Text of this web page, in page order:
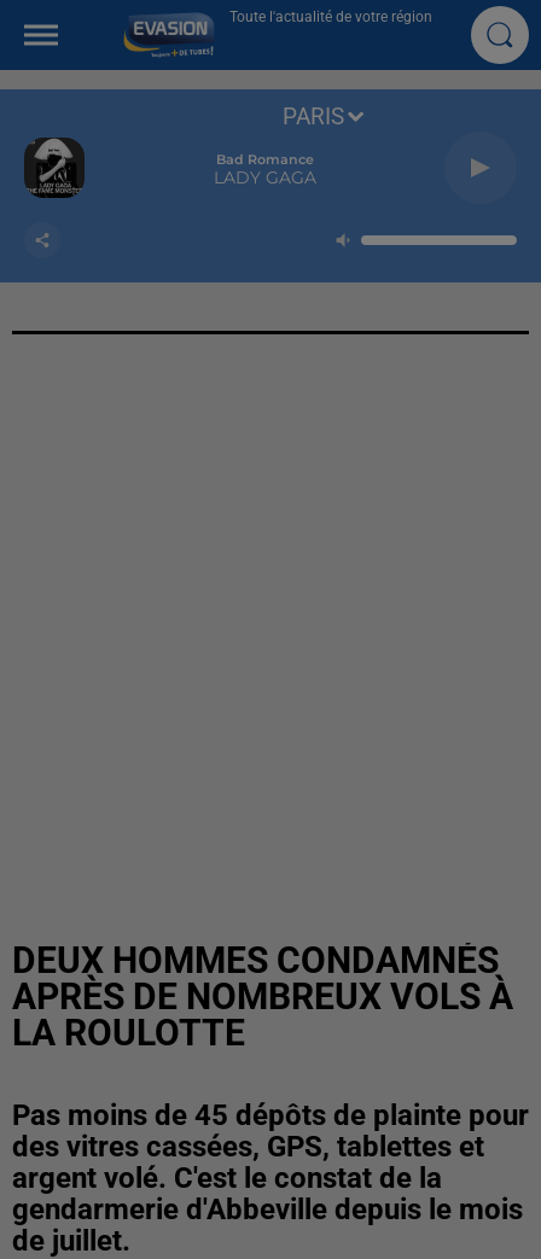
Toute l'actualité de votre région
Bad Romance
LADY GAGA
PARIS
DEUX HOMMES CONDAMNÉS
APRÈS DE NOMBREUX VOLS À
LA ROULOTTE
Pas moins de 45 dépôts de plainte pour
des vitres cassées, GPS, tablettes et
argent volé. C'est le constat de la
gendarmerie d'Abbeville depuis le mois
de juillet.